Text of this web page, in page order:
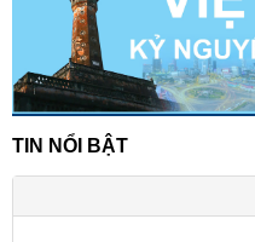
TIN NỔI BẬT